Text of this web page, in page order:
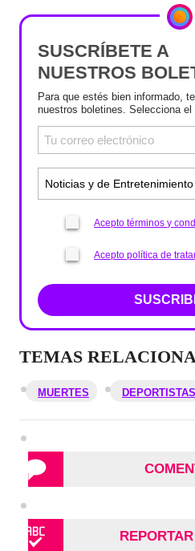
SUSCRÍBETE A
NUESTROS
Para que estés bien informado,
nuestros boletines. Selecciona el
Acepto términos y
Acepto política de
TEMAS
MUERTES